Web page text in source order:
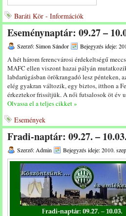
Baráti Kör - Információk
Eseménynaptár: 09.27 –
Szerző: Simon Sándor Bejegyzés ideje:
A hét három ferencvárosi érdekeltségű
MAFC ellen viszont hazai pályán
labdarúgásban örökrangadó lesz
elég gyakran változik, egy biztos, itthon a
érkeztekor frissítjük. A női futsalosok öt év
Olvassa el a teljes cikket »
Események
Fradi-naptár: 09.27. – 10.03.
Szerző: Admin Bejegyzés ideje: 2010.